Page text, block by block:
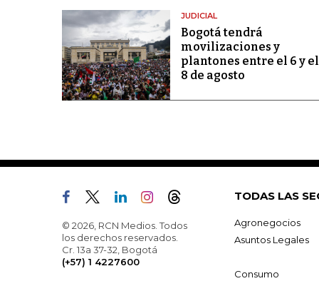
JUDICIAL
Bogotá tendrá
movilizaciones y
plantones entre el 6 y el
8 de agosto
© 2026, RCN Medios. Todos
los derechos reservados.
Cr. 13a 37-32, Bogotá
(+57) 1 4227600
TODAS LAS
Agronegocios
Asuntos Legales
Consumo